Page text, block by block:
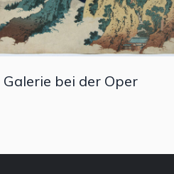
Galerie bei der Oper